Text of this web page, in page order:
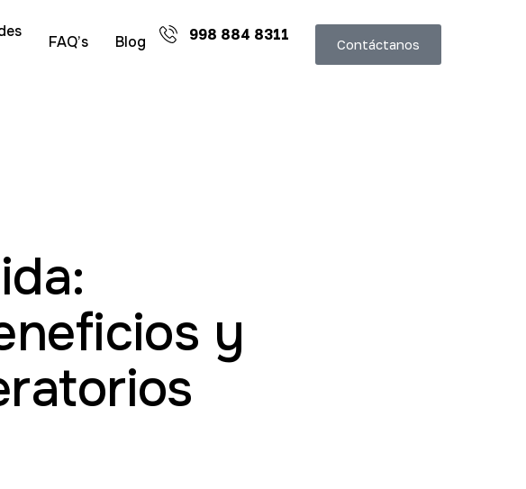
FAQ’s Blog 998 884 8311
Contáctanos
y